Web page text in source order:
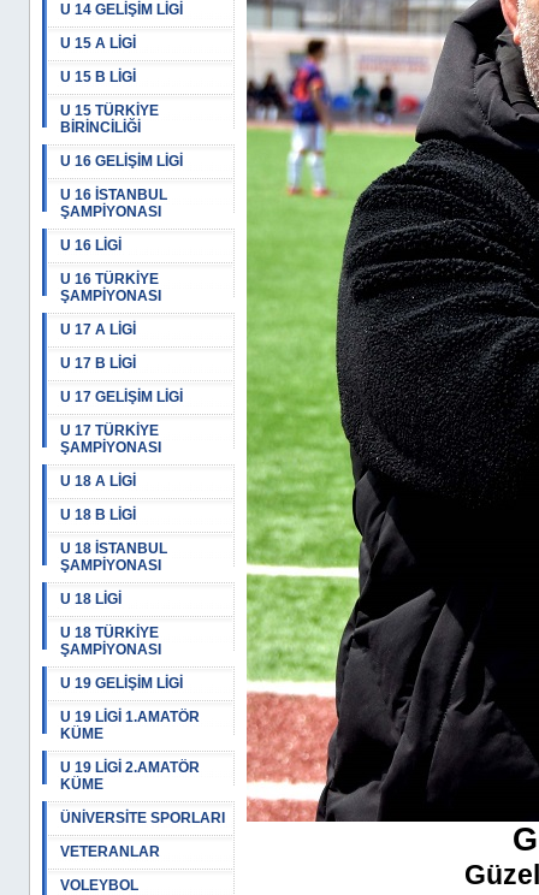
U 14 GELİŞİM LİGİ
U 15 A LİGİ
U 15 B LİGİ
U 15 TÜRKİYE
BİRİNCİLİĞİ
U 16 GELİŞİM LİGİ
U 16 İSTANBUL
ŞAMPİYONASI
U 16 LİGİ
U 16 TÜRKİYE
ŞAMPİYONASI
U 17 A LİGİ
U 17 B LİGİ
U 17 GELİŞİM LİGİ
U 17 TÜRKİYE
ŞAMPİYONASI
U 18 A LİGİ
U 18 B LİGİ
U 18 İSTANBUL
ŞAMPİYONASI
U 18 LİGİ
U 18 TÜRKİYE
ŞAMPİYONASI
U 19 GELİŞİM LİGİ
U 19 LİGİ 1.AMATÖR
KÜME
U 19 LİGİ 2.AMATÖR
KÜME
ÜNİVERSİTE SPORLARI
VETERANLAR
VOLEYBOL